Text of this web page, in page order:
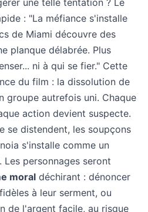
une telle tentation ? Le
: "La méfiance s'installe
de Miami découvre des
planque délabrée. Plus
ni à qui se fier." Cette
du film : la dissolution de
groupe autrefois uni. Chaque
action devient suspecte.
se distendent, les soupçons
s'installe comme un
personnages seront
moral déchirant : dénoncer
à leur serment, ou
de l'argent facile, au risque